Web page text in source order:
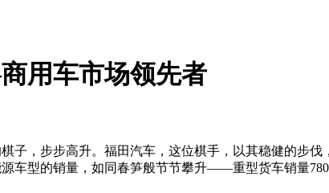
用车市场领先者
子，步步高升。福田汽车，这位棋手，以其稳健的步
车型的销量，如同春笋般节节攀升——重型货车销量